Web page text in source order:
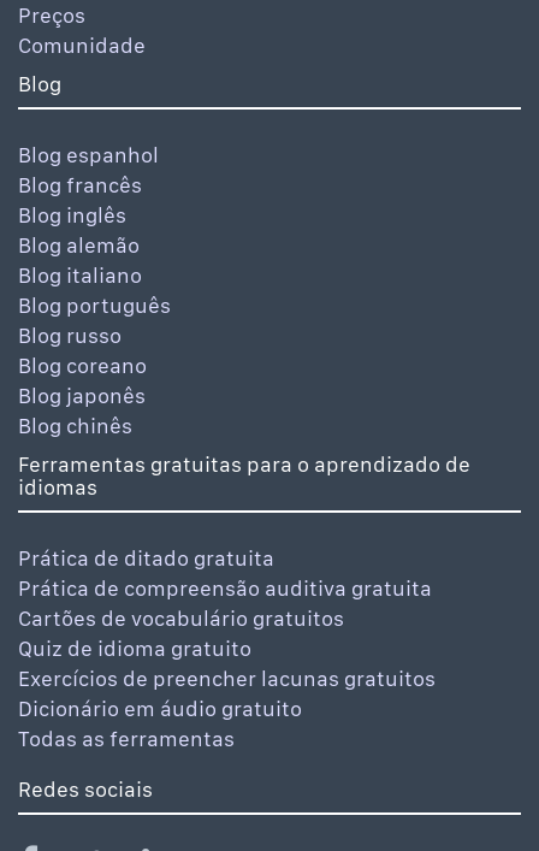
Preços
Comunidade
Blog
Blog espanhol
Blog francês
Blog inglês
Blog alemão
Blog italiano
Blog português
Blog russo
Blog coreano
Blog japonês
Blog chinês
Ferramentas gratuitas para o aprendizado de
idiomas
Prática de ditado gratuita
Prática de compreensão auditiva gratuita
Cartões de vocabulário gratuitos
Quiz de idioma gratuito
Exercícios de preencher lacunas gratuitos
Dicionário em áudio gratuito
Todas as ferramentas
Redes sociais